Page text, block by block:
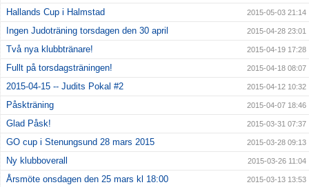
Hallands Cup i Halmstad 2015-05-03 21:14
Ingen Judoträning torsdagen den 30 april 2015-04-28 23:01
Två nya klubbtränare! 2015-04-19 17:28
Fullt på torsdagsträningen! 2015-04-18 08:07
2015-04-15 -- Judits Pokal #2 2015-04-12 10:32
Påskträning 2015-04-07 18:46
Glad Påsk! 2015-03-31 07:37
GO cup i Stenungsund 28 mars 2015 2015-03-28 09:13
Ny klubboverall 2015-03-26 11:04
Årsmöte onsdagen den 25 mars kl 18:00 2015-03-13 13:53